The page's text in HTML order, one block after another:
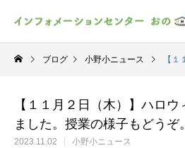
ブログ 小野小ニュース 【１１月
【１１月２日（木）】ハロ
ました。授業の様子もどうぞ。
2023.11.02 小野小ニュース